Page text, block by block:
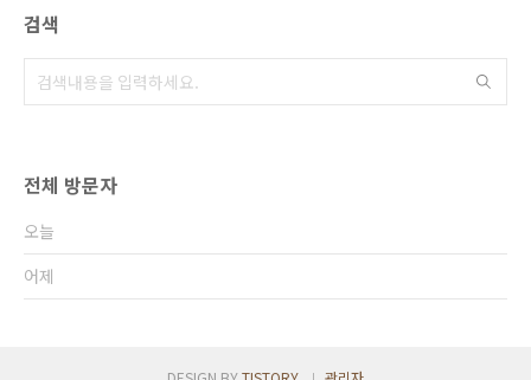
검색
전체 방문자
오늘
어제